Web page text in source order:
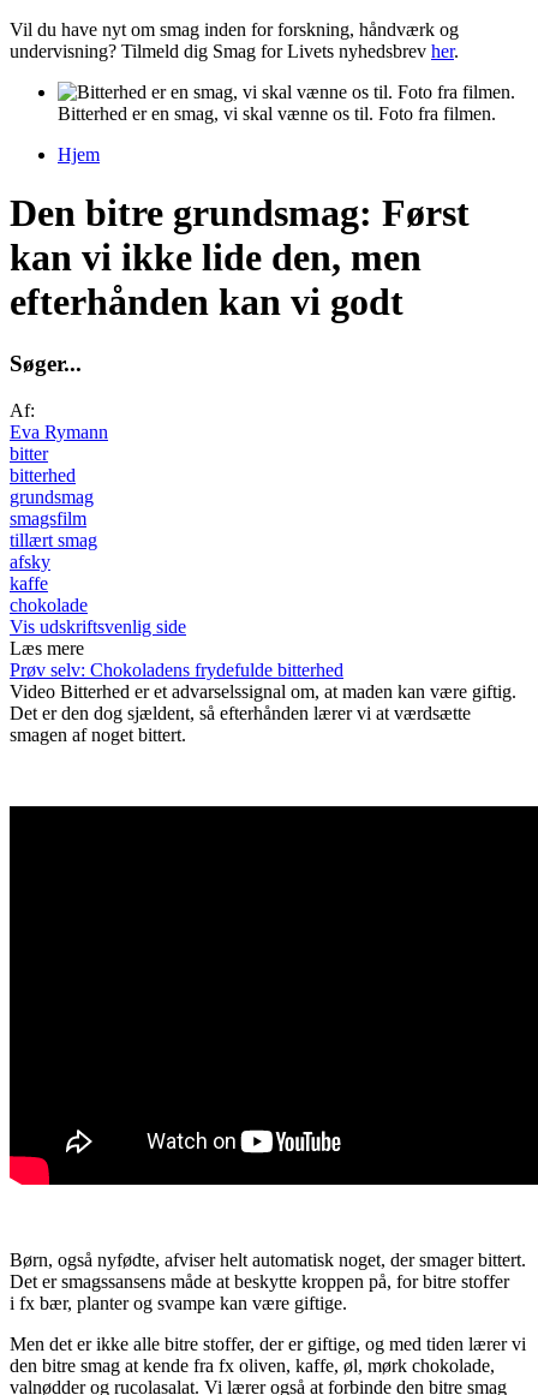
Vil du have nyt om smag inden for forskning, håndværk og
undervisning? Tilmeld dig Smag for Livets nyhedsbrev her.
Bitterhed er en smag, vi skal vænne os til. Foto fra filmen.
Hjem
Den bitre grundsmag: Først
kan vi ikke lide den, men
efterhånden kan vi godt
Søger...
Af:
Eva Rymann
bitter
bitterhed
grundsmag
smagsfilm
tillært smag
afsky
kaffe
chokolade
Vis udskriftsvenlig side
Læs mere
Prøv selv: Chokoladens frydefulde bitterhed
Video Bitterhed er et advarselssignal om, at maden kan være giftig.
Det er den dog sjældent, så efterhånden lærer vi at værdsætte
smagen af noget bittert.
Børn, også nyfødte, afviser helt automatisk noget, der smager bittert.
Det er smagssansens måde at beskytte kroppen på, for bitre stoffer
i fx bær, planter og svampe kan være giftige.
Men det er ikke alle bitre stoffer, der er giftige, og med tiden lærer vi
den bitre smag at kende fra fx oliven, kaffe, øl, mørk chokolade,
valnødder og rucolasalat. Vi lærer også at forbinde den bitre smag